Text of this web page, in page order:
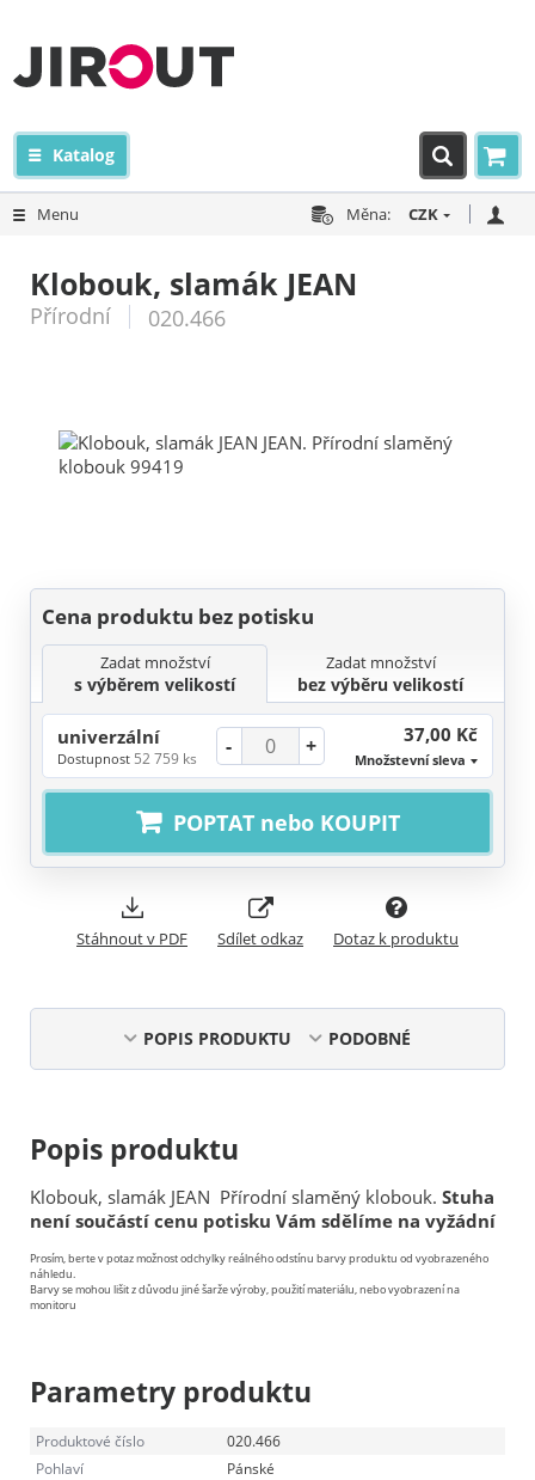
Katalog
Menu Měna: CZK
Klobouk, slamák JEAN
Přírodní 020.466
Cena produktu bez potisku
Zadat množství
s výběrem velikostí
Zadat množství
bez výběru velikostí
univerzální
Dostupnost 52 759 ks - + 37,00 Kč
Množstevní sleva
POPTAT nebo KOUPIT
Stáhnout v PDF Sdílet odkaz Dotaz k produktu
POPIS PRODUKTU PODOBNÉ
Popis produktu
Klobouk, slamák JEAN Přírodní slaměný klobouk. Stuha
není součástí cenu potisku Vám sdělíme na vyžádní
Prosím, berte v potaz možnost odchylky reálného odstínu barvy produktu od vyobrazeného
náhledu.
Barvy se mohou lišit z důvodu jiné šarže výroby, použití materiálu, nebo vyobrazení na
monitoru
Parametry produktu
Produktové číslo
020.466
Pohlaví
Pánské